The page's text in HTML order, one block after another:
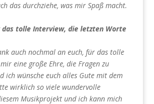
das durchziehe, was mir Spaß macht.
das tolle Interview, die letzten Worte
auch nochmal an euch, für das tolle
eine große Ehre, die Fragen zu
ich wünsche euch alles Gute mit dem
wirklich so viele wundervolle
Musikprojekt und ich kann mich